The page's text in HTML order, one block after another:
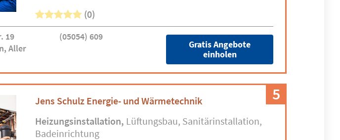
(0)
19
Aller
(05054) 609
Gratis Angebote
einholen
5
Jens Schulz Energie- und Wärmetechnik
Heizungsinstallation Lüftungsbau Sanitärinstallation
Badeinrichtung